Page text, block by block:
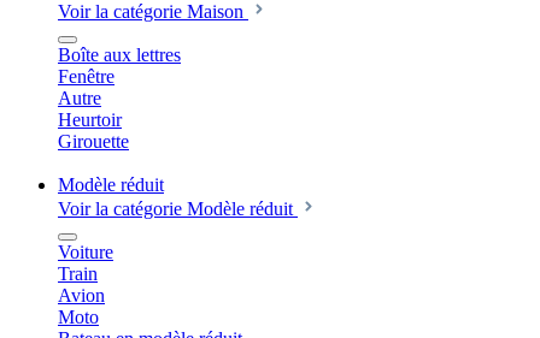
Voir la catégorie Maison
Boîte aux lettres
Fenêtre
Autre
Heurtoir
Girouette
Modèle réduit
Voir la catégorie Modèle réduit
Voiture
Train
Avion
Moto